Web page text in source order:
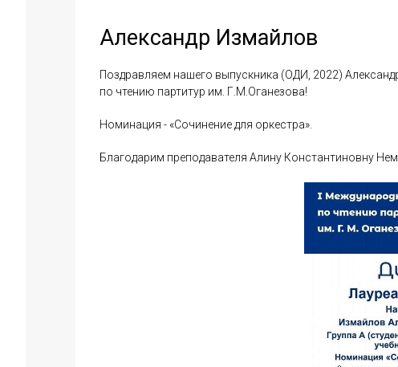
Александр Измайлов
Поздравляем нашего выпускника (ОДИ, 2022)
по чтению партитур им. Г.М.Оганезова!
Номинация - «Сочинение для оркестра».
Благодарим преподавателя Алину Константиновну